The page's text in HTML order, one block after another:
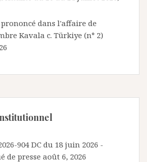
dans l'affaire de
Kavala c. Türkiye (n° 2)
904 DC du 18 juin 2026 -
de presse août 6, 2026